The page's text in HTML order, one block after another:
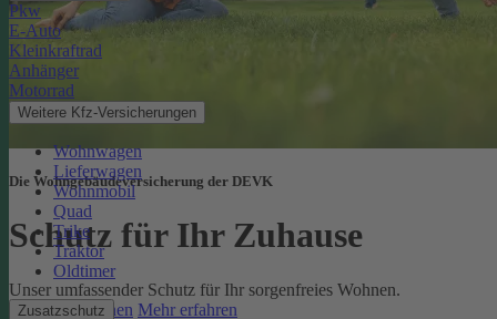
Pkw
E-Auto
Kleinkraftrad
Anhänger
Motorrad
Weitere Kfz-Versicherungen
Wohnwagen
Lieferwagen
Wohnmobil
Quad
Trike
Traktor
Oldtimer
Zusatzschutz
Die Wohngebäudeversicherung der DEVK
Schutz für Ihr Zuhause
Unser umfassender Schutz für Ihr sorgenfreies Wohnen.
Online berechnen Mehr erfahren